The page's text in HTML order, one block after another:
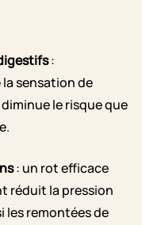
:
la sensation de
le risque que
: un rot efficace
réduit la pression
les remontées de